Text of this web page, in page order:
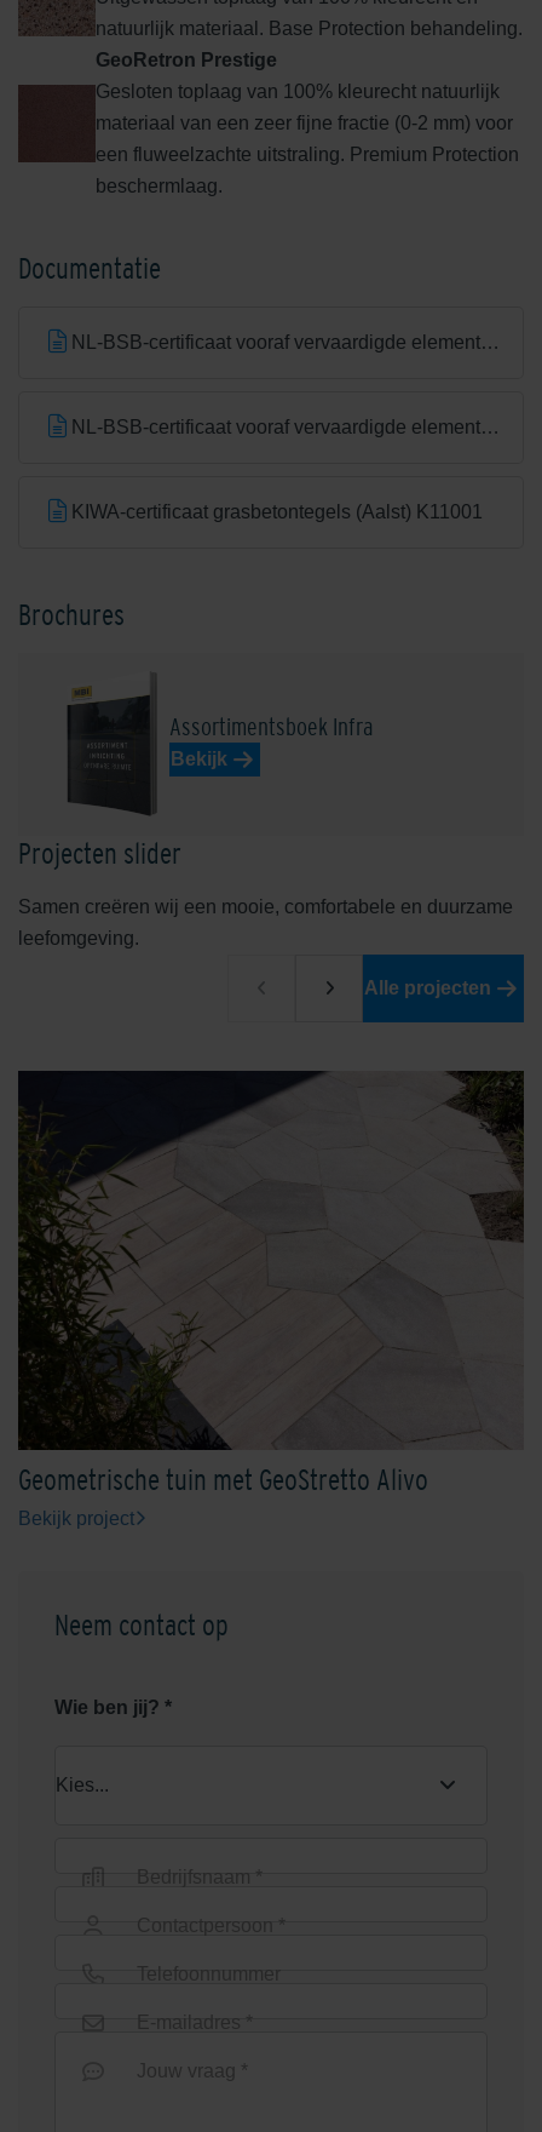
natuurlijk materiaal. Base Protection behandeling.
GeoRetron Prestige
Gesloten toplaag van 100% kleurecht natuurlijk
materiaal van een zeer fijne fractie (0-2 mm) voor
een fluweelzachte uitstraling. Premium Protection
beschermlaag.
Documentatie
NL-BSB-certificaat vooraf vervaardigde elementen van beton
NL-BSB-certificaat vooraf vervaardigde elementen van beton (Aalst) K20305
KIWA-certificaat grasbetontegels (Aalst) K11001
Brochures
Assortimentsboek Infra
Bekijk
Projecten slider
Samen creëren wij een mooie, comfortabele en duurzame
leefomgeving.
Alle projecten
Geometrische tuin met GeoStretto Alivo
Bekijk project
Neem contact op
Wie ben jij? *
Bedrijfsnaam *
Contactpersoon *
Telefoonnummer
E-mailadres *
Jouw vraag *